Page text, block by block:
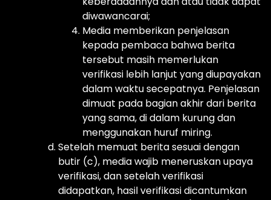
diwawancarai;
Media memberikan penjelasan
kepada pembaca bahwa berita
tersebut masih memerlukan
verifikasi lebih lanjut yang diupayakan
dalam waktu secepatnya. Penjelasan
dimuat pada bagian akhir dari berita
yang sama, di dalam kurung dan
menggunakan huruf miring.
Setelah memuat berita sesuai dengan
butir (c), media wajib meneruskan upaya
verifikasi, dan setelah verifikasi
didapatkan, hasil verifikasi dicantumkan